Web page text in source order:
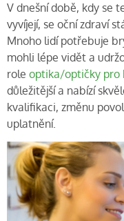
V dnešní době, kdy se
vyvíjejí, se oční zdraví
Mnoho lidí potřebuje
mohli lépe vidět a
role optika/optičky pro
důležitější a nabízí
kvalifikaci, změnu
uplatnění.